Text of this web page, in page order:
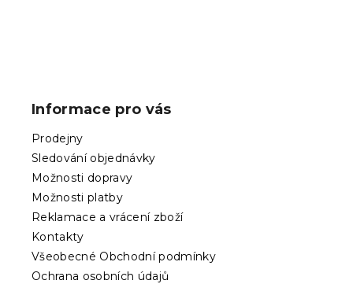
Informace pro vás
Prodejny
Sledování objednávky
Možnosti dopravy
Možnosti platby
Reklamace a vrácení zboží
Kontakty
Všeobecné Obchodní podmínky
Ochrana osobních údajů